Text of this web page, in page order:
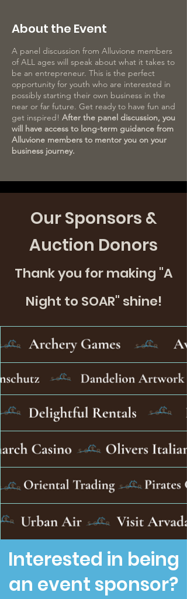
About the Event
A panel discussion from Alluvione members
of ALL ages will speak about what it takes to
be an entrepreneur. This is the perfect
opportunity for youth who are interested in
possibly starting their own business in the
near or far future. Get ready to have fun and
get inspired! After the panel discussion, you
will have access to long-term guidance from
Alluvione members to mentor you on your
business journey.
Our Sponsors &
Auction Donors
Thank you for making "A
Night to SOAR" shine!
Interested in being
an event sponsor?